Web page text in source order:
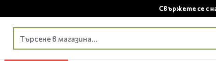
Свържете се с